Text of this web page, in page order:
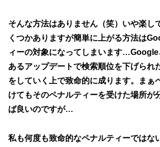
そんな方法はありません（笑）いや楽し
くつかありますが簡単に上がる方法は
ィーの対象になってしまいます
あるアップデートで検索順位を下げられ
をしていく上で致命的に成ります。まぁ
けてもそのペナルティーを受けた場所が
ば良いのですが…
私も何度も致命的なペナルティーではな